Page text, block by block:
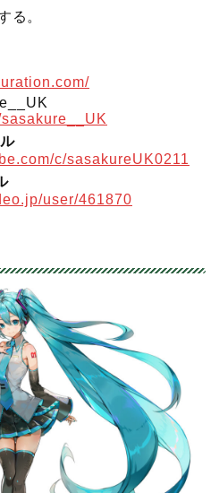
る。
c/sasakureUK0211
user/461870